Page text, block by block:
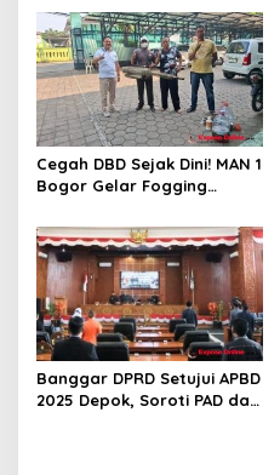
Cegah DBD Sejak Dini! MAN 1
Bogor Gelar Fogging
Belajar yang Aman
Banggar DPRD Setujui APBD
2025 Depok, Soroti PAD dan